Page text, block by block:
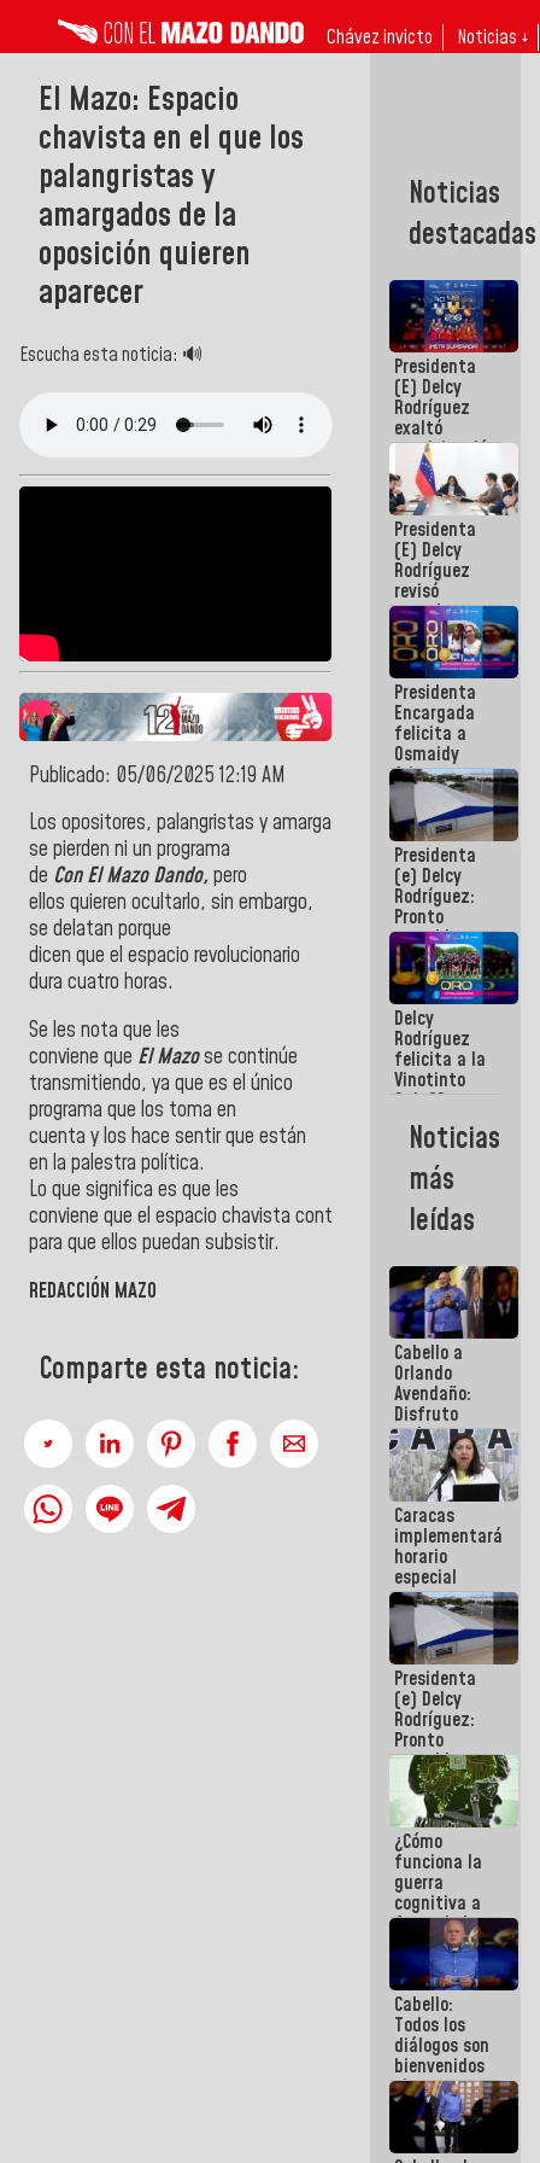
Chávez invicto Noticias ↓
El Mazo: Espacio
chavista en el que los
palangristas y
amargados de la
oposición quieren
aparecer
Escucha esta noticia: 🔊
Publicado: 05/06/2025 12:19 AM
Los opositores, palangristas yamargados
se pierden ni un programa
de Con El Mazo Dando, pero
ellos quieren ocultarlo, sin embargo,
se delatan porque
dicen que el espacio revolucionario
dura cuatro horas.
Se les nota que les
conviene que El Mazose continúe
transmitiendo, ya que es el único
programa que los toma en
cuenta ylos hace sentirque están
en la palestra política.
Lo que significa es que les
conviene que el espacio chavista continúe
para que ellos puedan subsistir.
REDACCIÓN MAZO
Comparte esta noticia:
Noticias
destacadas
Presidenta
(E) Delcy
Rodríguez
exaltó
participación
de
Venezuela
en Juegos
Centroamericanos
y del Caribe
2026
Presidenta
(E) Delcy
Rodríguez
revisó
agenda
económica y
ejecución de
fondos de
emergencia
post-sismos
Presidenta
Encargada
felicita a
Osmaidy
Arias y
Giraly
Marcano por
hacer
historia en
los
Centroamericanos
Presidenta
(e) Delcy
Rodríguez:
Pronto
restableceremos
las
operaciones
en el
Aeropuerto
Internacional
de
Maiquetía
Delcy
Rodríguez
felicita a la
Vinotinto
Sub 20
campeona
frente
México Sub
23 en los
Centroamericanos
Noticias
más
leídas
Cabello a
Orlando
Avendaño:
Disfruto
cada vez
que escribes
porque lo
que haces
es
embarrarla
Caracas
implementará
horario
especial
para
adaptarse
al plan de
ahorro
energético
Presidenta
(e) Delcy
Rodríguez:
Pronto
restableceremos
las
operaciones
en el
Aeropuerto
Internacional
de
Maiquetía
¿Cómo
funciona la
guerra
cognitiva a
favor de la
narrativa
hegemónica?
(1)
Cabello:
Todos los
diálogos son
bienvenidos
siempre que
estén en el
marco de la
Constitución